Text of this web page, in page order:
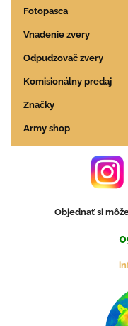
Fotopasca
Vnadenie zvery
Odpudzovač zvery
Komisionálny predaj
Značky
Army shop
Objednať si